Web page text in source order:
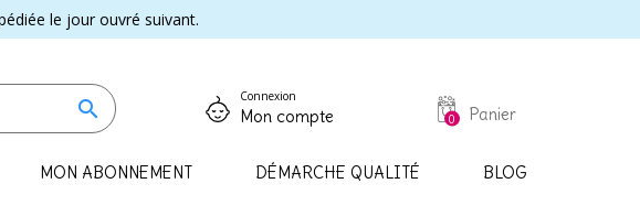
le jour ouvré suivant.
search Connexion
Mon compte 0 Panier
MON ABONNEMENT DÉMARCHE QUALITÉ BLOG